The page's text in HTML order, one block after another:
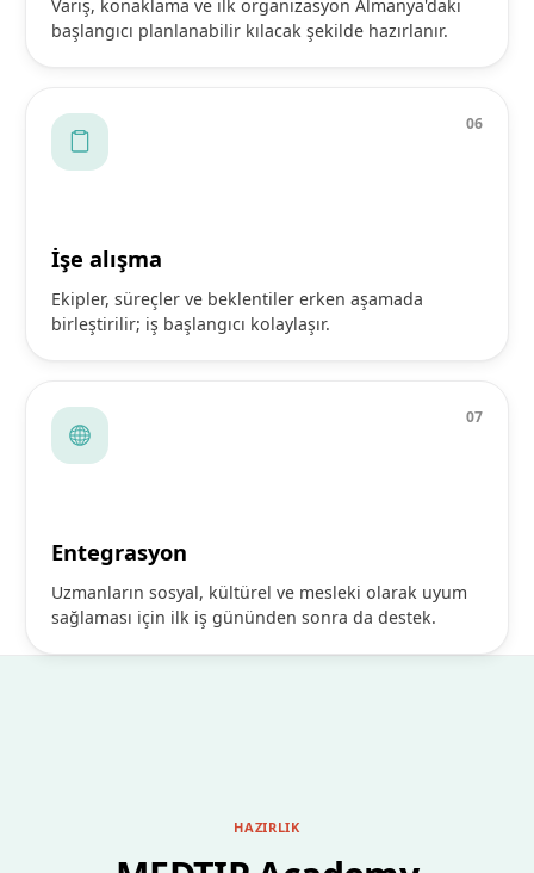
Varış, konaklama ve ilk organizasyon Almanya'daki
başlangıcı planlanabilir kılacak şekilde hazırlanır.
06
İşe alışma
Ekipler, süreçler ve beklentiler erken aşamada
birleştirilir; iş başlangıcı kolaylaşır.
07
Entegrasyon
Uzmanların sosyal, kültürel ve mesleki olarak uyum
sağlaması için ilk iş gününden sonra da destek.
HAZIRLIK